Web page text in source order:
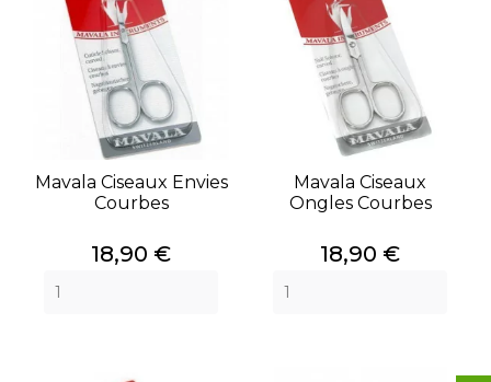
Mavala Ciseaux Envies
Courbes
Prix
18,90 €
Mavala Ciseaux
Ongles Courbes
Prix
18,90 €